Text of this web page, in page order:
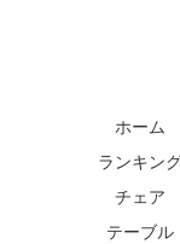
ホーム
ランキン
チェア
テーブル